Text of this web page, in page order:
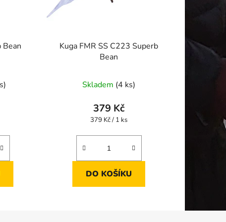
Bean
Kuga FMR SS C223 Superb
Bean
Skladem (4 ks)
379 Kč
Měrná
379 Kč / 1 ks
DO KOŠÍKU